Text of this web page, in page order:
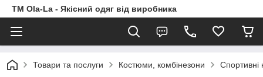
TM Ola-La - Якісний одяг від виробника
Товари та послуги Костюми, комбінезони Спортивні